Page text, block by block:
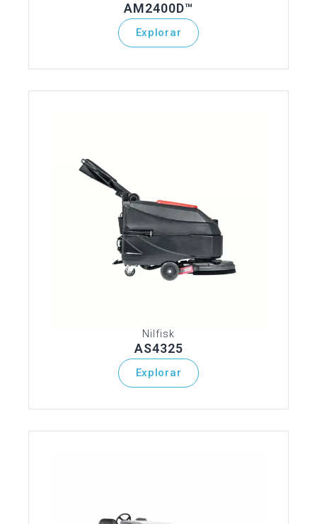
AM2400D™
Explorar
Nilfisk
AS4325
Explorar